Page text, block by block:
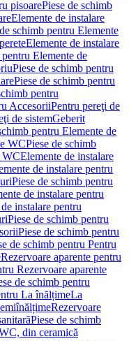
pisoarePiese de schimb
Elemente de instalare
schimb pentru Elemente
Elemente de instalare
Elemente de
Piese de schimb pentru
Piese de schimb pentru
pentru
AccesoriiPentru pereţi de
de sistemGeberit
pentru Elemente de
WCPiese de schimb
WCElemente de instalare
de instalare pentru
Piese de schimb pentru
de instalare pentru
instalare pentru
Piese de schimb pentru
Piese de schimb pentru
de schimb pentru Pentru
Rezervoare aparente pentru
Rezervoare aparente
de schimb pentru
La înălțimeLa
Rezervoare
Piese de schimb
din ceramică